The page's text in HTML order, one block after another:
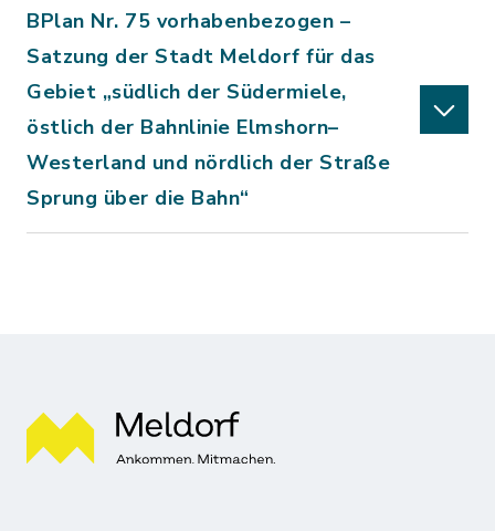
BPlan Nr. 75 vorhabenbezogen –
Satzung der Stadt Meldorf für das
Gebiet „südlich der Südermiele,
östlich der Bahnlinie Elmshorn–
Westerland und nördlich der Straße
Sprung über die Bahn“